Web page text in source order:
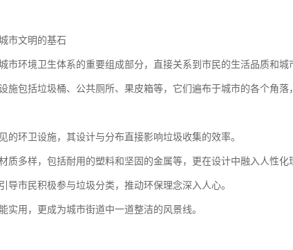
市文明的基石
市环境卫生体系的重要组成部分，直接关系到市民的生活品质和城
施包括垃圾桶、公共厕所、果皮箱等，它们遍布于城市的各个角
的环卫设施，其设计与分布直接影响垃圾收集的效率。
质多样，包括耐用的塑料和坚固的金属等，更在设计中融入人性化
导市民积极参与垃圾分类，推动环保理念深入人心。
实用，更成为城市街道中一道整洁的风景线。